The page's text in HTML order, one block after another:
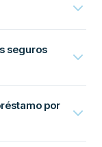
seguros
por